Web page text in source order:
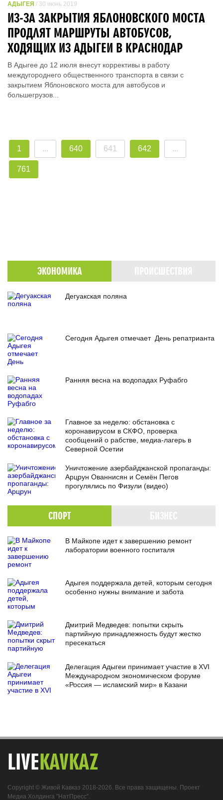
АДЫГЕЯ / 30 июнь 2019
ИЗ-ЗА ЗАКРЫТИЯ ЯБЛОНОВСКОГО МОСТА
ПРОДЛЯТ МАРШРУТЫ АВТОБУСОВ,
ХОДЯЩИХ ИЗ АДЫГЕИ В КРАСНОДАР
В Адыгее до 12 июля внесут коррективы в работу
междугороднего общественного транспорта в связи с
закрытием Яблоновского моста для автобусов и
большегрузов...
1 ... 640 641 642 ...
761
ЭКОНОМИКА
Дегуакская поляна
Сегодня Адыгея отмечает День репатрианта
Ранняя весна на водопадах Руфабго
Главное за неделю: обстановка с
коронавирусом в СКФО, проверка
сообщений о рабстве, медиа-лагерь в
Северной Осетии
Уничтожение азербайджанской пропаганды:
Арцрун Ованнисян и Семён Пегов
прогулялись по Физули (видео)
СПОРТ
В Майкопе идет к завершению ремонт
лаборатории военного госпиталя
Адыгея поддержала детей, которым сегодня
особенно нужны внимание и забота
Дмитрий Медведев: попытки скрыть
партийную принадлежность будут жестко
пресекаться
Делегация Адыгеи принимает участие в XVI
Международном экономическом форуме
«Россия — исламский мир» в Казани
LIVEKAVKAZ
Copyright © Живой Кавказ 2018-2026. Все права защищены. Проект
Медиа Холдинга "НатПресс".